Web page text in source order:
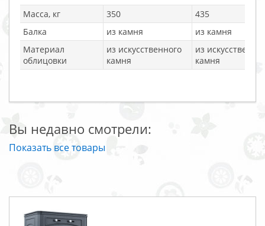
Масса, кг 350
435
Балка
из камня
из камня
Материал
облицовки
из искусственного
камня
из
камня
Вы недавно смотрели:
Показать все товары